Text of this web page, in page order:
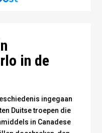
in de
ingegaan
Duitse troepen die
in Canadese